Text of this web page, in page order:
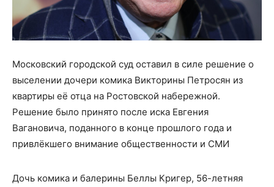
Московский городской суд оставил в силе решение о
выселении дочери комика Викторины Петросян из
квартиры её отца на Ростовской набережной.
Решение было принято после иска Евгения
Вагановича, поданного в конце прошлого года и
привлёкшего внимание общественности и СМИ
Дочь комика и балерины Беллы Кригер, 56-летняя